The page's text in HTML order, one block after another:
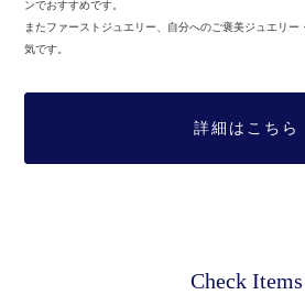
ンでおすすめです。
またファーストジュエリー、自分へのご褒美ジュエリー
気です。
詳細はこちら
Check Items